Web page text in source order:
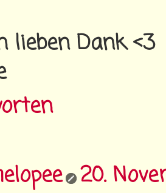
lieben Dank <3
20.